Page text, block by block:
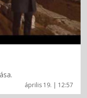
április 19. | 12:57